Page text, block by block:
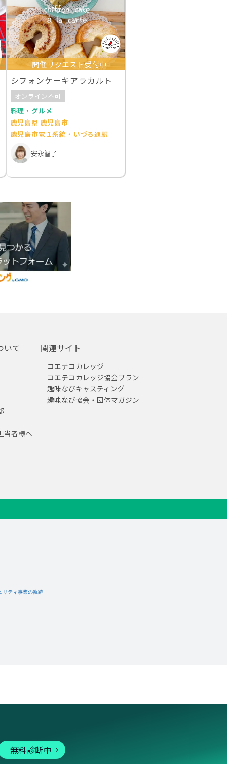
開催リクエスト受付中
シフォンケーキアラカルト
オンライン不可
料理・グルメ
鹿児島県 鹿児島市
鹿児島市電１系統・いづろ通駅
安永智子
いて
当者様へ
関連サイト
コエテコカレッジ
コエテコカレッジ協会プラン
趣味なびキャスティング
趣味なび協会・団体マガジン
無料診断中